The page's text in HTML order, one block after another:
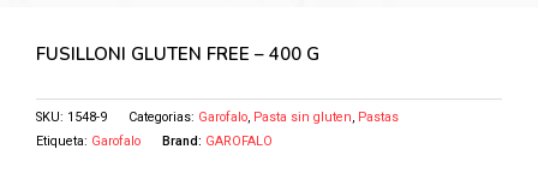
FUSILLONI GLUTEN FREE – 400 G
SKU: 1548-9 Categorias: Garofalo, Pasta sin gluten, Pastas
Etiqueta: Garofalo Brand: GAROFALO